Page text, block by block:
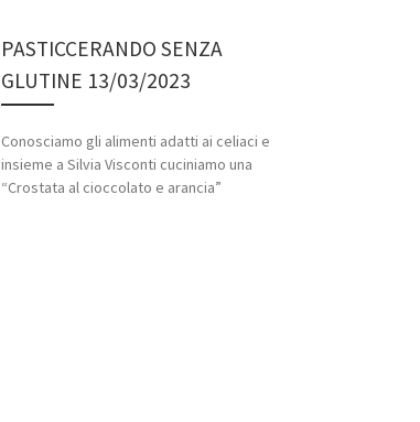
PASTICCERANDO SENZA
GLUTINE 13/03/2023
Conosciamo gli alimenti adatti ai celiaci e
insieme a Silvia Visconti cuciniamo una
“Crostata al cioccolato e arancia”